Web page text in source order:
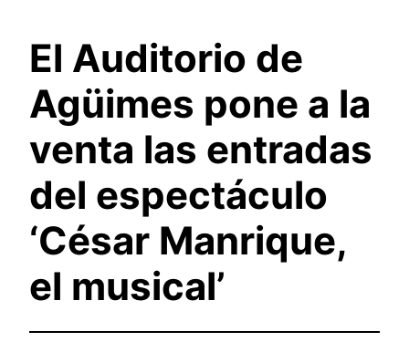
El Auditorio de
Agüimes pone a la
venta las entradas
del espectáculo
‘César Manrique,
el musical’